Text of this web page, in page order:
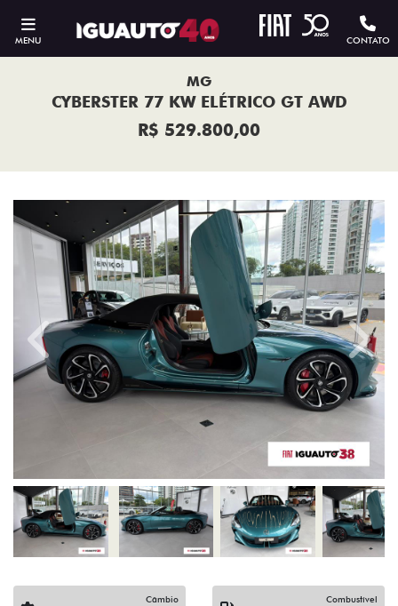
MENU CONTATO
MG
CYBERSTER 77 KW ELÉTRICO GT AWD
R$ 529.800,00
Previous Next
Câmbio Combustível